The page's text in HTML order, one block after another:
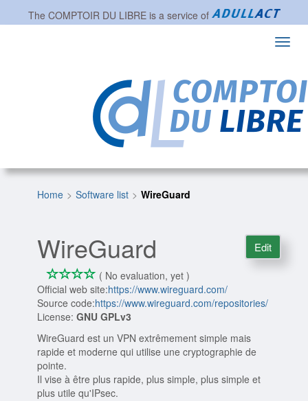
The COMPTOIR DU LIBREis a service of
Home Software list WireGuard
WireGuard
*** *
0/4
( No evaluation, yet )
Official web site:https://www.wireguard.com/
Source code:https://www.wireguard.com/repositories/
License:GNU GPLv3
WireGuard est un VPN extrêmement simple mais
rapide et moderne qui utilise une cryptographie de
pointe.
Il vise à être plus rapide, plus simple, plus simple et
plus utile qu'IPsec.
Edit